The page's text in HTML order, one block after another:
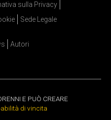
sulla Privacy
Sede Legale
Autori
E PUÒ CREARE
di vincita